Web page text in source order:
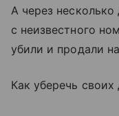
А через
с неизвестного
убили и продали
Как уберечь своих